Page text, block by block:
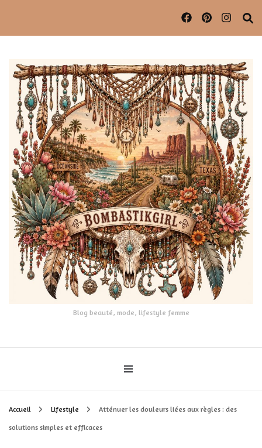
Blog beauté, mode, lifestyle femme
Accueil Lifestyle Atténuer les douleurs liées aux règles : des
solutions simples et efficaces